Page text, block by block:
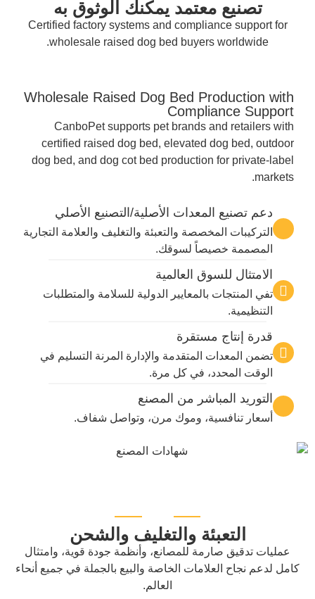
تصنيع معتمد يمكنك الوثوق به
Certified factory systems and compliance support for
wholesale raised dog bed buyers worldwide.
Wholesale Raised Dog Bed Production with
Compliance Support
CanboPet supports pet brands and retailers with
certified raised dog bed, elevated dog bed, outdoor
dog bed, and dog cot bed production for private-label
markets.
دعم تصنيع المعدات الأصلية/التصنيع الأصلي
التركيبات المخصصة والتعبئة والتغليف والعلامة التجارية
المصممة خصيصاً لسوقك.
الامتثال للسوق العالمية
تفي المنتجات بالمعايير الدولية للسلامة والمتطلبات
التنظيمية.
قدرة إنتاج مستقرة
تضمن المعدات المتقدمة والإدارة المرنة التسليم في
الوقت المحدد، في كل مرة.
التوريد المباشر من المصنع
أسعار تنافسية، وموك مرن، وتواصل شفاف.
التعبئة والتغليف والشحن
عمليات تدقيق صارمة للمصانع، وأنظمة جودة قوية، وامتثال
كامل لدعم نجاح العلامات الخاصة والبيع بالجملة في جميع أنحاء
العالم.